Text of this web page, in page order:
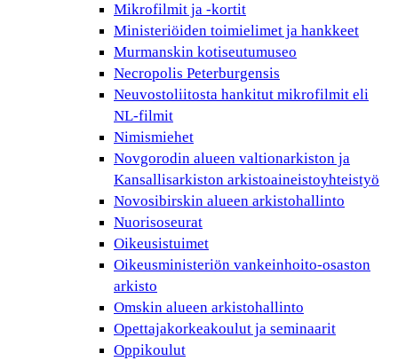
Mikrofilmit ja -kortit
Ministeriöiden toimielimet ja hankkeet
Murmanskin kotiseutumuseo
Necropolis Peterburgensis
Neuvostoliitosta hankitut mikrofilmit eli
NL-filmit
Nimismiehet
Novgorodin alueen valtionarkiston ja
Kansallisarkiston arkistoaineistoyhteistyö
Novosibirskin alueen arkistohallinto
Nuorisoseurat
Oikeusistuimet
Oikeusministeriön vankeinhoito-osaston
arkisto
Omskin alueen arkistohallinto
Opettajakorkeakoulut ja seminaarit
Oppikoulut